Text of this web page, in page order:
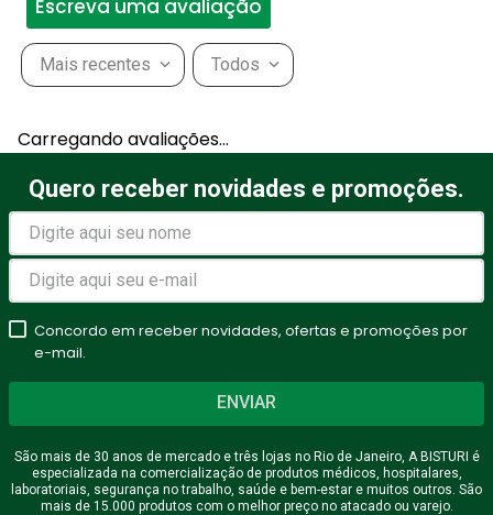
Escreva uma avaliação
Avalie o produto de 1 a 5
estrelas
★★★★★
Seu nome
Endereço de email
Mais recentes Todos
Carregando avaliações…
Quero receber novidades e promoções.
Concordo em receber novidades, ofertas e promoções por
e-mail.
ENVIAR
São mais de 30 anos de mercado e três lojas no Rio de Janeiro, A BISTURI é
especializada na comercialização de produtos médicos, hospitalares,
laboratoriais, segurança no trabalho, saúde e bem-estar e muitos outros. São
mais de 15.000 produtos com o melhor preço no atacado ou varejo.